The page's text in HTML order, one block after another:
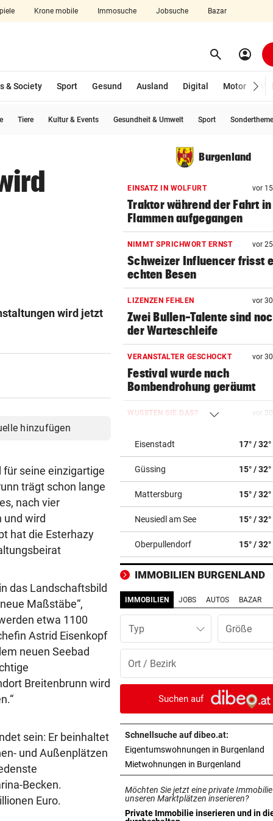
Krone mobile Immosuche Jobsuche Bazar
aufklappen search Suchen
account_circle
& Society Sport Gesund Ausland Digital Motor
Tiere Kultur & Events Gesundheit & Umwelt Sport
wird jetzt
hinzufügen
für seine einzigartige
trägt schon lange
nach vier
und wird
hat die Esterhazy
das Landschaftsbild
Maßstäbe“,
etwa 1100
Astrid Eisenkopf
neuen Seebad
Breitenbrunn wird
sein: Er beinhaltet
und Außenplätzen
Becken.
Euro.
Burgenland
EINSATZ IN WOLFURT vor
Traktor während der Fahrt in
Flammen aufgegangen
NIMMT SPRICHWORT ERNST vor
Schweizer Influencer frisst
echten Besen
LIZENZEN FEHLEN vor
Zwei Bullen-Talente sind
der Warteschleife
VERANSTALTER GESCHOCKT vor
Festival wurde nach
Bombendrohung geräumt
WUSSTEN SIE DAS? vor
einem Nachbarland!
FATALE GLUTHITZE vor
Wenn Bauarbeiter auf dem
zusammenbrechen
vor
Drittes Kind für „GZSZ“-Star
Chryssanthi Kavazi
TÄTER AUF DER FLUCHT
Streit in Bremen: Autofahrer
prügelt Fußgänger tot
Bewohner evakuiert
RÜCKSCHLAG VOR US OPEN vor
Sabalenka und Pegula in
früh ausgeschieden
SEGELN: vor
OeSV-Duos bei Olympia-
LA auf Endrang acht
Eisenstadt 17° / 32°
Güssing 15° / 32°
Mattersburg 15° / 32°
Neusiedl am See 15° / 32°
Oberpullendorf 15° / 32°
IMMOBILIEN BURGENLAND
IMMOBILIEN JOBS AUTOS BAZAR
Typ
Suchen auf
Schnellsuche auf dibeo.at:
Eigentumswohnungen in Burgenland
Mietwohnungen in Burgenland
Möchten Sie jetzt eine private
unseren Marktplätzen inserieren?
Private Immobilie inserieren und in